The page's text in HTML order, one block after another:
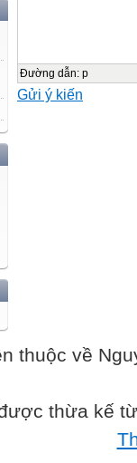
Sau khi gõ vào
2. Thí nghiệm 2.
Đàn Viôlông
Trống
Chiêng
Đường dẫn: p
Gửi ý kiến
thuộc về
thừa kế